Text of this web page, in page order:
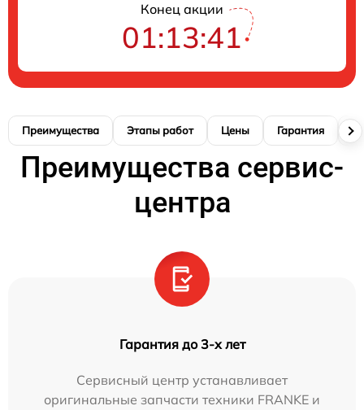
Конец акции
01:13:40
Преимущества Этапы работ Цены Гарантия
Преимущества сервис-
центра
Гарантия до 3-х лет
Сервисный центр устанавливает
оригинальные запчасти техники FRANKE и